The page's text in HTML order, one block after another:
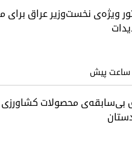
ویژه‌ی نخست‌وزیر عراق برای
بی‌سابقه‌ی محصولات کشاورزی